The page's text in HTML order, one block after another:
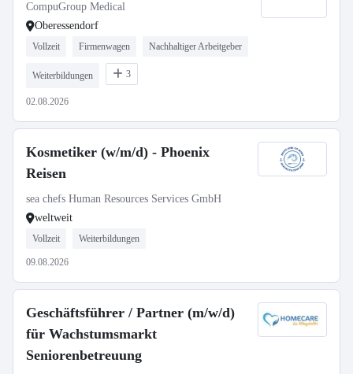
CompuGroup Medical
Oberessendorf
Vollzeit Firmenwagen Nachhaltiger Arbeitgeber
Weiterbildungen 3
02.08.2026
Kosmetiker (w/m/d) - Phoenix
Reisen
sea chefs Human Resources Services GmbH
weltweit
Vollzeit Weiterbildungen
09.08.2026
Geschäftsführer / Partner (m/w/d)
für Wachstumsmarkt
Seniorenbetreuung